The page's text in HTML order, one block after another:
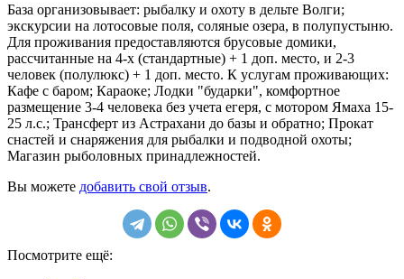
База организовывает: рыбалку и охоту в дельте Волги;
экскурсии на лотосовые поля, соляные озера, в полупустыню.
Для проживания предоставляются брусовые домики,
рассчитанные на 4-х (стандартные) + 1 доп. место, и 2-3
человек (полулюкс) + 1 доп. место. К услугам проживающих:
Кафе с баром; Караоке; Лодки "бударки", комфортное
размещение 3-4 человека без учета егеря, с мотором Ямаха 15-
25 л.с.; Трансферт из Астрахани до базы и обратно; Прокат
снастей и снаряжения для рыбалки и подводной охоты;
Магазин рыболовных принадлежностей.
Вы можете добавить свой отзыв.
Посмотрите ещё: